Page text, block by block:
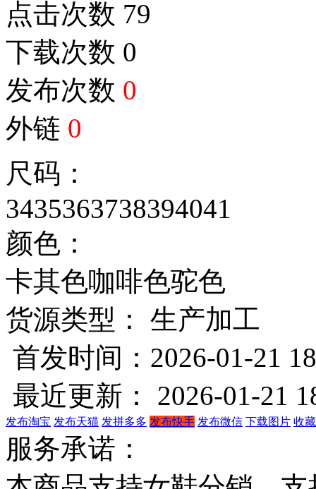
点击次数 79
下载次数 0
发布次数 0
外链 0
尺码：
3435363738394041
颜色：
卡其色咖啡色驼色
货源类型： 生产加工
首发时间：2026-01-21
最近更新： 2026-01-21
发布淘宝 发布天猫 发拼多多 发布快手 发布微信 下载图片 收
服务承诺：